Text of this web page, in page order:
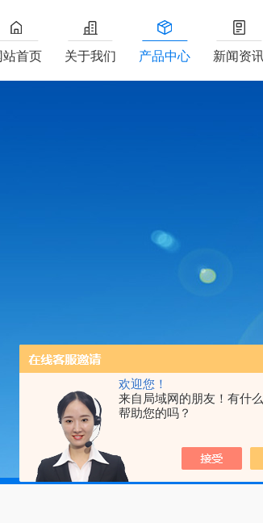
欢迎您！
来自局域网的朋友！有什
帮助您的吗？
站首页 关于我们 产品中心 新闻资
首页 产